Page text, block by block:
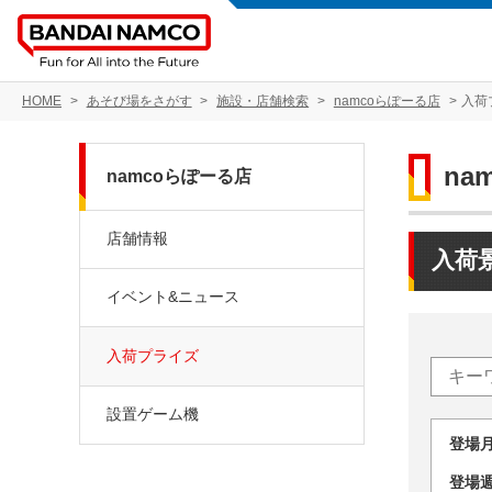
HOME あそび場をさがす 施設・店舗検索 namcoらぽーる店 入荷
入荷
登
登
namcoらぽーる店
店舗情報
イベント&ニュース
入荷プライズ
設置ゲーム機